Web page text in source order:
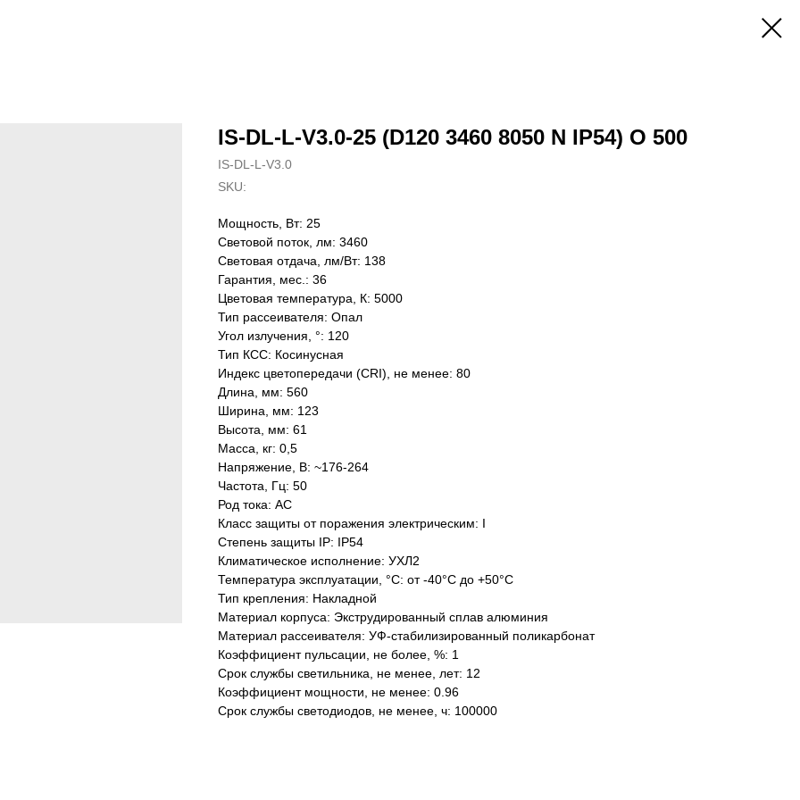
IS-DL-L-V3.0-25 (D120 3460 8050 N IP54) O 500
IS-DL-L-V3.0
SKU:
Мощность, Вт: 25
Световой поток, лм: 3460
Световая отдача, лм/Вт: 138
Гарантия, мес.: 36
Цветовая температура, К: 5000
Тип рассеивателя: Опал
Угол излучения, °: 120
Тип КСС: Косинусная
Индекс цветопередачи (CRI), не менее: 80
Длина, мм: 560
Ширина, мм: 123
Высота, мм: 61
Масса, кг: 0,5
Напряжение, В: ~176-264
Частота, Гц: 50
Род тока: AC
Класс защиты от поражения электрическим: I
Степень защиты IP: IP54
Климатическое исполнение: УХЛ2
Температура эксплуатации, °С: от -40°C до +50°C
Тип крепления: Накладной
Материал корпуса: Экструдированный сплав алюминия
Материал рассеивателя: УФ-стабилизированный поликарбонат
Коэффициент пульсации, не более, %: 1
Срок службы светильника, не менее, лет: 12
Коэффициент мощности, не менее: 0.96
Срок службы светодиодов, не менее, ч: 100000